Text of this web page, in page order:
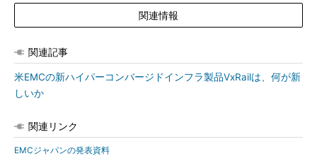
「ニーズに応じてインフラを拡張していく」という、調達の
VxRailの特徴は最小構成価格の低下と、構成選択肢の幅広さに
ある。
ノードを格納した構成だが、販売開始しているSSD／HDDのハイ
ブリッドストレージモデルが4機種、第2四半期に提供開始予定
のオールフラッシュストレージモデルで5機種の計9機種が用意さ
関連情報
関連記事
米EMCの新ハイパーコンバージドインフラ製品VxRailは、何が新
しいか
関連リンク
EMCジャパンの発表資料